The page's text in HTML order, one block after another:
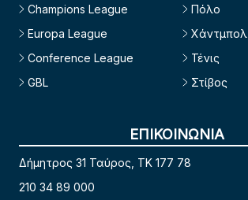
Champions League
Europa League
Conference League
GBL
Πόλο
Χάντμπολ
Τένις
Στίβος
ΕΠΙΚΟΙΝΩΝΙΑ
Δήμητρος 31 Ταύρος, TK 177 78
210 34 89 000